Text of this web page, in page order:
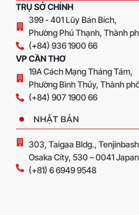
TRỤ SỞ CHÍNH
399 - 401 Lũy Bán Bích,
Phường Phú Thạnh, Thành
(+84) 936 1900 66
VP CẦN THƠ
19A Cách Mạng Tháng Tám,
Phường Bình Thủy, Thành
(+84) 907 1900 66
NHẬT BẢN
303, Taigaa Bldg.,
Osaka City, 530 – 0041 Japan
(+81) 6 6949 9548